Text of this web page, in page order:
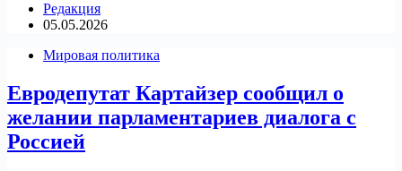
Редакция
05.05.2026
Мировая политика
Евродепутат Картайзер сообщил о
желании парламентариев диалога с
Россией